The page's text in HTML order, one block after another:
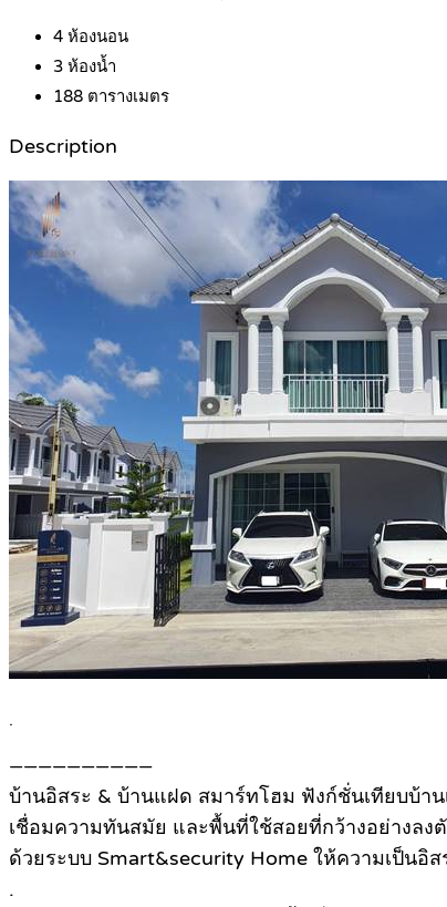
4 ห้องนอน
3 ห้องน้ำ
188 ตารางเมตร
Description
.
——————————
บ้านอิสระ & บ้านแฝด สมาร์ทโฮม ฟังก์ชั่นเทียบบ้าน
เชื่อมความทันสมัย และพื้นที่ใช้สอยที่กว้างอย่างลง
ด้วยระบบ Smart&security Home ให้ความเป็นอิ
.